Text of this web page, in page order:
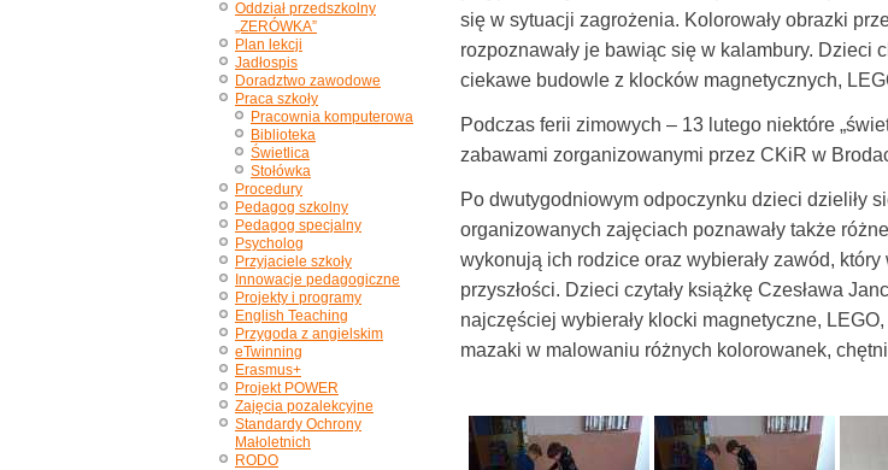
Oddział przedszkolny
„ZERÓWKA”
Plan lekcji
Jadłospis
Doradztwo zawodowe
Praca szkoły
Pracownia komputerowa
Biblioteka
Świetlica
Stołówka
Procedury
Pedagog szkolny
Pedagog specjalny
Psycholog
Przyjaciele szkoły
Innowacje pedagogiczne
Projekty i programy
English Teaching
Przygoda z angielskim
eTwinning
Erasmus+
Projekt POWER
Zajęcia pozalekcyjne
Standardy Ochrony
Małoletnich
RODO
się w sytuacji zagrożenia. Kolorowały obrazki
rozpoznawały je bawiąc się w kalambury. Dzieci
ciekawe budowle z klocków magnetycznych,
Podczas ferii zimowych – 13 lutego niektóre
zabawami zorganizowanymi przez CKiR w
Po dwutygodniowym odpoczynku dzieci dzieliły
organizowanych zajęciach poznawały także
wykonują ich rodzice oraz wybierały zawód,
przyszłości. Dzieci czytały książkę Czesława
najczęściej wybierały klocki magnetyczne,
mazaki w malowaniu różnych kolorowanek,